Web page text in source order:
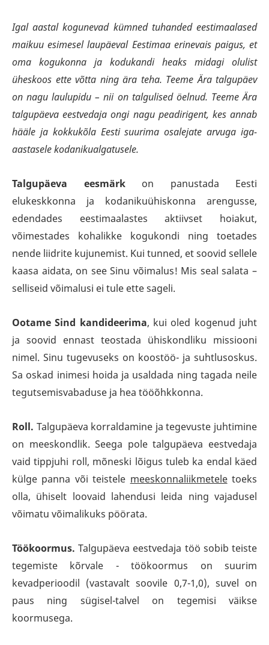
Igal aastal kogunevad kümned tuhanded eestimaalased
maikuu esimesel laupäeval Eestimaa erinevais paigus, et
oma kogukonna ja kodukandi heaks midagi olulist
üheskoos ette võtta ning ära teha. Teeme Ära talgupäev
on nagu laulupidu – nii on talgulised öelnud. Teeme Ära
talgupäeva eestvedaja ongi nagu peadirigent, kes annab
hääle ja kokkukõla Eesti suurima osalejate arvuga iga-
aastasele kodanikualgatusele.
Talgupäeva eesmärk on panustada Eesti
elukeskkonna ja kodanikuühiskonna arengusse,
edendades eestimaalastes aktiivset hoiakut,
võimestades kohalikke kogukondi ning toetades
nende liidrite kujunemist. Kui tunned, et soovid sellele
kaasa aidata, on see Sinu võimalus! Mis seal salata –
selliseid võimalusi ei tule ette sageli.
Ootame Sind kandideerima, kui oled kogenud juht
ja soovid ennast teostada ühiskondliku missiooni
nimel. Sinu tugevuseks on koostöö- ja suhtlusoskus.
Sa oskad inimesi hoida ja usaldada ning tagada neile
tegutsemisvabaduse ja hea tööõhkkonna.
Roll. Talgupäeva korraldamine ja tegevuste juhtimine
on meeskondlik. Seega pole talgupäeva eestvedaja
vaid tippjuhi roll, mõneski lõigus tuleb ka endal käed
külge panna või teistele meeskonnaliikmeteletoeks
olla, ühiselt loovaid lahendusi leida ning vajadusel
võimatu võimalikuks pöörata.
Töökoormus.Talgupäeva eestvedaja töö sobib teiste
tegemiste kõrvale - töökoormus on suurim
kevadperioodil (vastavalt soovile 0,7-1,0), suvel on
paus ning sügisel-talvel on tegemisi väikse
koormusega.